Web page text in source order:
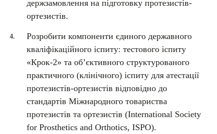
держзамовлення на підготовку протезистів-
ортезистів.
Розробити компоненти єдиного державного
кваліфікаційного іспиту: тестового іспиту
«Крок-2» та об’єктивного структурованого
практичного (клінічного) іспиту для атестації
протезистів-ортезистів відповідно до
стандартів Міжнародного товариства
протезистів та ортезистів (International Society
for Prosthetics and Orthotics, ISPO).